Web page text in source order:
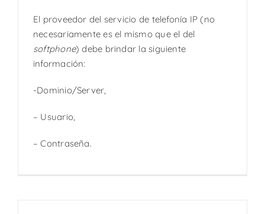
El proveedor del servicio de telefonía IP (no
necesariamente es el mismo que el del
softphone) debe brindar la siguiente
información:
-Dominio/Server,
– Usuario,
– Contraseña.